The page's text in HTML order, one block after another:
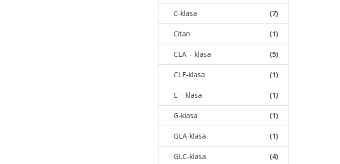
C-klasa (7)
Citan (1)
CLA – klasa (5)
CLE-klasa (1)
E – klasa (1)
G-klasa (1)
GLA-klasa (1)
GLC-klasa (4)